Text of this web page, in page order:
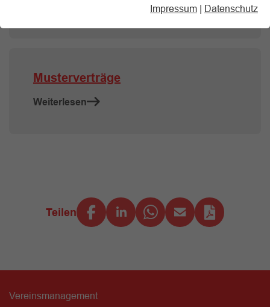
Impressum | Datenschutz
Musterverträge
Weiterlesen
Teilen
Vereinsmanagement